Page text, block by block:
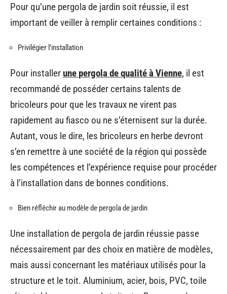
Pour qu’une pergola de jardin soit réussie, il est
important de veiller à remplir certaines conditions :
Privilégier l’installation
Pour installer une pergola de qualité à Vienne, il est
recommandé de posséder certains talents de
bricoleurs pour que les travaux ne virent pas
rapidement au fiasco ou ne s’éternisent sur la durée.
Autant, vous le dire, les bricoleurs en herbe devront
s’en remettre à une société de la région qui possède
les compétences et l’expérience requise pour procéder
à l’installation dans de bonnes conditions.
Bien réfléchir au modèle de pergola de jardin
Une installation de pergola de jardin réussie passe
nécessairement par des choix en matière de modèles,
mais aussi concernant les matériaux utilisés pour la
structure et le toit. Aluminium, acier, bois, PVC, toile